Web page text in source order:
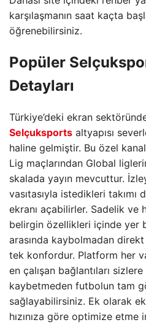
karşılaşmanın saat kaçta
öğrenebilirsiniz.
Popüler
Detayları
Türkiye’deki ekran
Selçuksports altyapısı
haline gelmiştir. Bu özel
Lig maçlarından Global
skalada yayın mevcuttur.
vasıtasıyla istedikleri
ekranı açabilirler. Sadelik ve
belirgin özellikleri içinde yer
arasında kaybolmadan
tek konfordur. Platform her
en çalışan bağlantıları
kaybetmeden futbolun tam
sağlayabilirsiniz. Ek olarak
hızınıza göre optimize etme